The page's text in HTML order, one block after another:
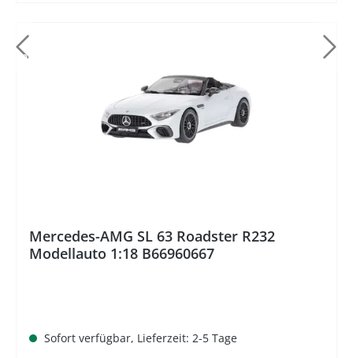
%
Mercedes-AMG SL 63 Roadster R232
Modellauto 1:18 B66960667
Sofort verfügbar, Lieferzeit: 2-5 Tage